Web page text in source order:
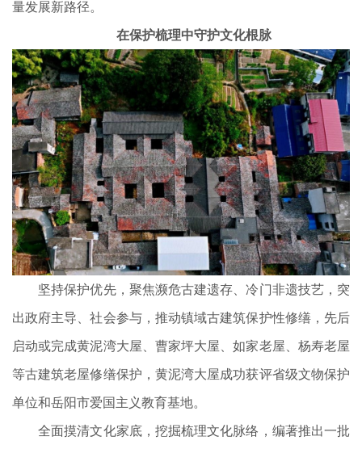
量发展新路径。
在保护梳理中守护文化根脉
坚持保护优先，聚焦濒危古建遗存、冷门非遗技艺，突
出政府主导、社会参与，推动镇域古建筑保护性修缮，先后
启动或完成黄泥湾大屋、曹家坪大屋、如家老屋、杨寿老屋
等古建筑老屋修缮保护，黄泥湾大屋成功获评省级文物保护
单位和岳阳市爱国主义教育基地。
全面摸清文化家底，挖掘梳理文化脉络，编著推出一批